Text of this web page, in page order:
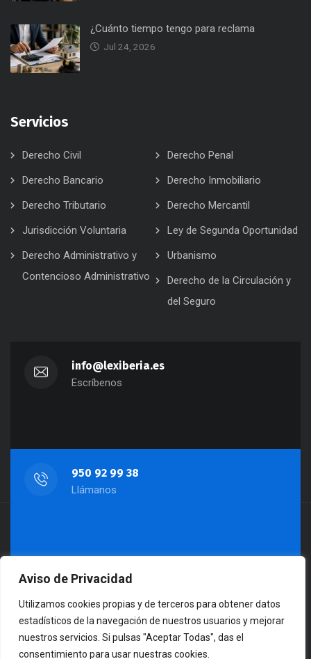
Aviso de Privacidad
Utilizamos cookies propias y de terceros para obtener datos
estadísticos de la navegación de nuestros usuarios y mejorar
nuestros servicios. Si pulsas "Aceptar Todas", das el
consentimiento para usar nuestras cookies.
¿Cuánto tiempo tengo para reclama
Jul 24, 2026
Servicios
Derecho Civil
Derecho Penal
Derecho Bancario
Derecho Inmobiliario
Derecho Tributario
Derecho Mercantil
Jurisdicción Voluntaria
Ley de Segunda Oportunidad
Derecho Administrativo y
Contencioso Administrativo
Urbanismo
Derecho de la Circulación y
del Seguro
info@lexiberia.es
Escríbenos
950 92 99 38
Llámanos
Almería: Paseo de Almería, 45, 3º-1
Huercal-Overa: Av. Dr. Jiménez Díaz 31-
Bajo 04600
Visítanos